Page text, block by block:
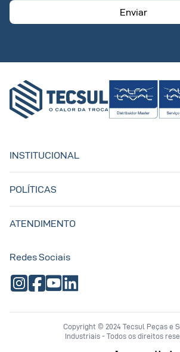
Enviar
INSTITUCIONAL
POLÍTICAS
ATENDIMENTO
Redes Sociais
Copyright © 2024 Tecsul Peças e
Industriais - Todos os direitos